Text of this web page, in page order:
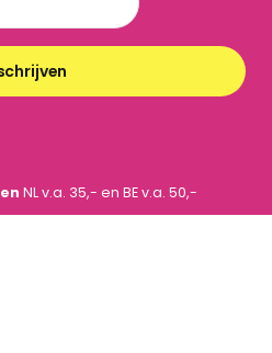
NL v.a. 35,- en BE v.a. 50,-